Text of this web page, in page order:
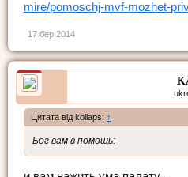
mire/pomoschj-mvf-mozhet-
17 бер 2014
Цитата від kollaps: ↑
Бог вам в помощь: